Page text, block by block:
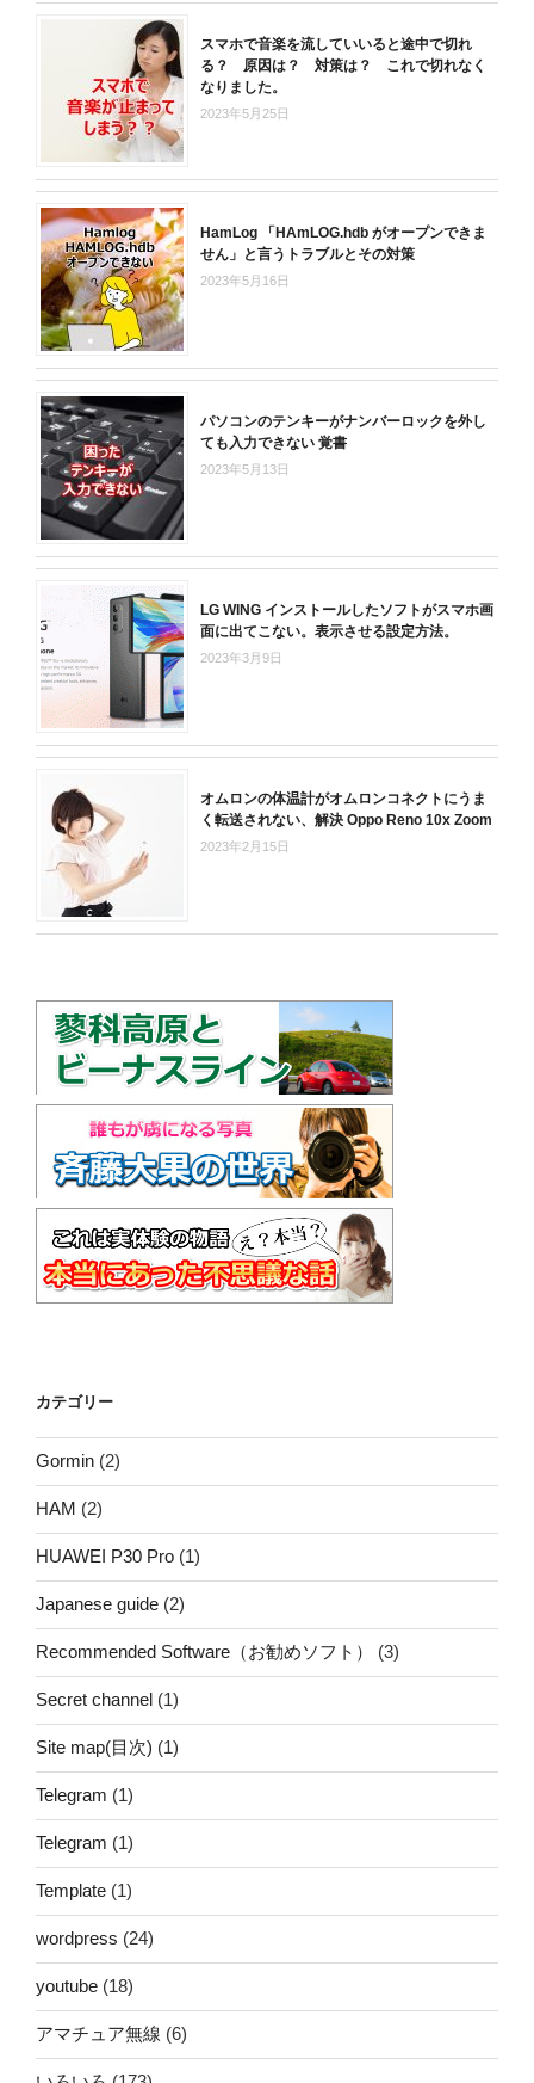
スマホで音楽を流していいると途中で切れ
る？ 原因は？ 対策は？ これで切れなく
なりました。
2023年5月25日
HamLog 「HAmLOG.hdb がオープンできま
せん」と言うトラブルとその対策
2023年5月16日
パソコンのテンキーがナンバーロックを外し
ても入力できない 覚書
2023年5月13日
LG WING インストールしたソフトがスマホ画
面に出てこない。表示させる設定方法。
2023年3月9日
オムロンの体温計がオムロンコネクトにうま
く転送されない、解決 Oppo Reno 10x Zoom
2023年2月15日
カテゴリー
Gormin (2)
HAM (2)
HUAWEI P30 Pro (1)
Japanese guide (2)
Recommended Software（お勧めソフト） (3)
Secret channel (1)
Site map(目次) (1)
Telegram (1)
Telegram (1)
Template (1)
wordpress (24)
youtube (18)
アマチュア無線 (6)